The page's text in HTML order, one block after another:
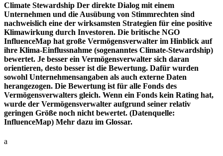
Climate Stewardship Der direkte Dialog mit einem
Unternehmen und die Ausübung von Stimmrechten sind
nachweislich eine der wirksamsten Strategien für eine positive
Klimawirkung durch Investoren. Die britische NGO
InfluenceMap hat große Vermögensverwalter im Hinblick auf
ihre Klima-Einflussnahme (sogenanntes Climate-Stewardship)
bewertet. Je besser ein Vermögensverwalter sich daran
orientieren, desto besser ist die Bewertung. Dafür wurden
sowohl Unternehmensangaben als auch externe Daten
herangezogen. Die Bewertung ist für alle Fonds des
Vermögensverwalters gleich. Wenn ein Fonds kein Rating hat,
wurde der Vermögensverwalter aufgrund seiner relativ
geringen Größe noch nicht bewertet. (Datenquelle:
InfluenceMap) Mehr dazu im Glossar.
a